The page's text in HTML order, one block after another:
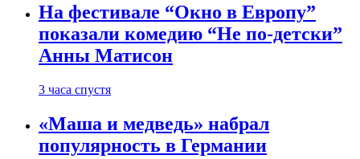
На фестивале “Окно в Европу”
показали комедию “Не по-детски”
Анны Матисон
3 часа спустя
«Маша и медведь» набрал
популярность в Германии